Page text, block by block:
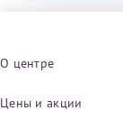
О центре
Цены и акции